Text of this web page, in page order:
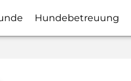
Hundebetreuung